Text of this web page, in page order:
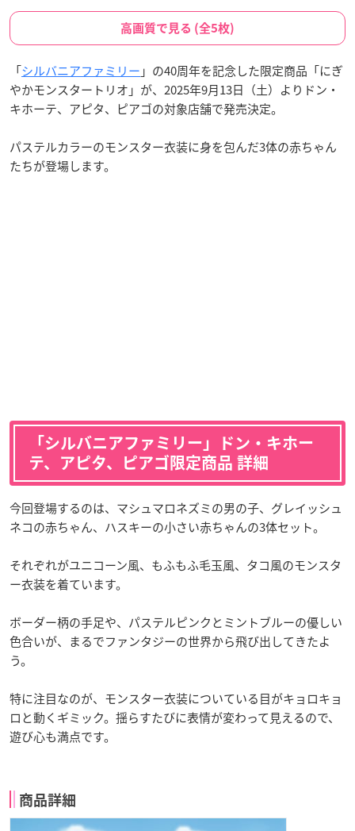
高画質で見る (全5枚)
「シルバニアファミリー 」の40周年を記念した限定商品「にぎ
やかモンスタートリオ」が、2025年9月13日（土）よりドン・
キホーテ、アピタ、ピアゴの対象店舗で発売決定。
パステルカラーのモンスター衣装に身を包んだ3体の赤ちゃん
たちが登場します。
「シルバニアファミリー」ドン・キホー
テ、アピタ、ピアゴ限定商品 詳細
今回登場するのは、マシュマロネズミの男の子、グレイッシュ
ネコの赤ちゃん、ハスキーの小さい赤ちゃんの3体セット。
それぞれがユニコーン風、もふもふ毛玉風、タコ風のモンスタ
ー衣装を着ています。
ボーダー柄の手足や、パステルピンクとミントブルーの優しい
色合いが、まるでファンタジーの世界から飛び出してきたよ
う。
特に注目なのが、モンスター衣装についている目がキョロキョ
ロと動くギミック。揺らすたびに表情が変わって見えるので、
遊び心も満点です。
商品詳細